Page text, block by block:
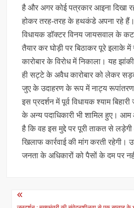
है और अगर कोई पत्रकार आइना दिखा
होकर तरह-तरह के हथकंडे अपना रहे हैं।
विधायक डॉक्टर विनय जायसवाल के
तैयार कर घोड़ी पर बिठाकर पूरे इलाके
कारोबार के विरोध में निकाला। यह
ही सट्टे के अवैध कारोबार को लेकर
जुए के उदाहरण के रूप में नाट्य रूपांतरण
इस प्रदर्शन में पूर्व विधायक श्याम
के अन्य पदाधिकारी भी शामिल हुए। आम
है कि वह इस मुद्दे पर पूरी ताकत से
खिलाफ कार्रवाई की मांग करती रहेगी।
जनता के अधिकारों को पैसों के दम पर
Post